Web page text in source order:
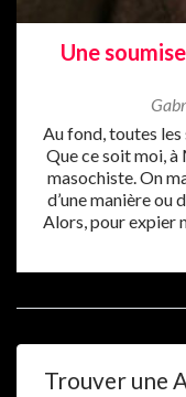
Une
Au fond, toutes
Que ce soit moi, à
masochiste. On
d’une manière ou
Alors, pour expier
Trouver une